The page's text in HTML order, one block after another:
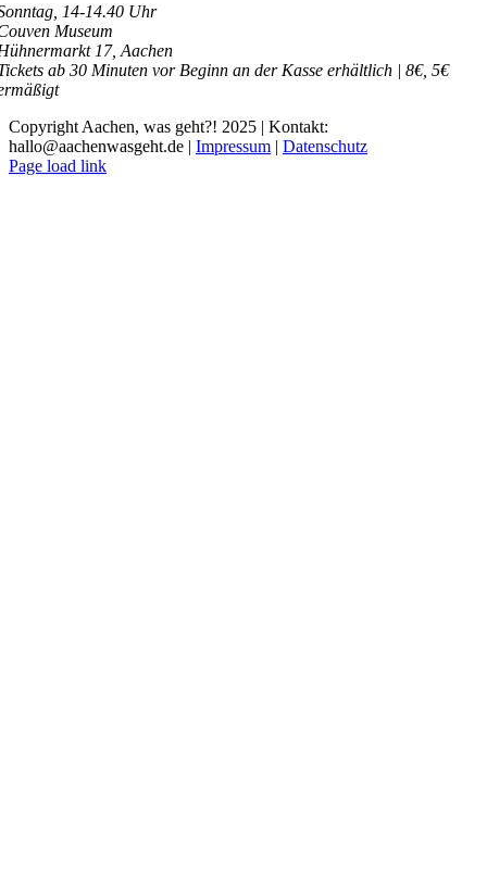
14-14.40 Uhr
Museum
17, Aachen
ab 30 Minuten vor Beginn an der Kasse erhältlich | 8€, 5€
Copyright Aachen, was geht?! 2025 | Kontakt:
hallo@aachenwasgeht.de | Impressum | Datenschutz
Instagram
LinkedIn
Tiktok
YouTube
Page load link